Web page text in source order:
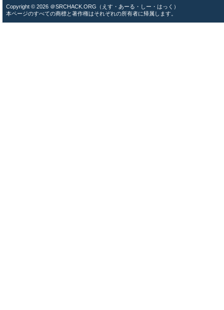
Copyright © 2026 ＠SRCHACK.ORG（えす・あーる・しー・はっく）
本ページのすべての商標と著作権はそれぞれの所有者に帰属します。